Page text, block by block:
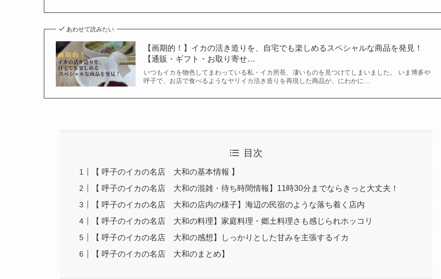
あわせて読みたい
【画期的！】イカの活き造りを、自宅でも楽しめるスペシャルな商品を発見！
【通販・ギフト・お取り寄せ…
いつもイカを物色してまわっている私・イカ所長、凄いものを見つけてしまいました。 いま博多や
呼子で、お店で食べるようなヤリイカ活き造りを再現した商品が、にわかに…
目次
【 呼子のイカの名店 大和の基本情報 】
【 呼子のイカの名店 大和の混雑・待ち時間情報】11時30分までならきっと大丈夫！
【 呼子のイカの名店 大和の店内の様子】海辺の民宿のような落ち着く店内
【 呼子のイカの名店 大和の料理】家庭料理・郷土料理さも感じられホッコリ
【 呼子のイカの名店 大和の感想】しっかりとした甘みを主張するイカ
【 呼子のイカの名店 大和のまとめ】